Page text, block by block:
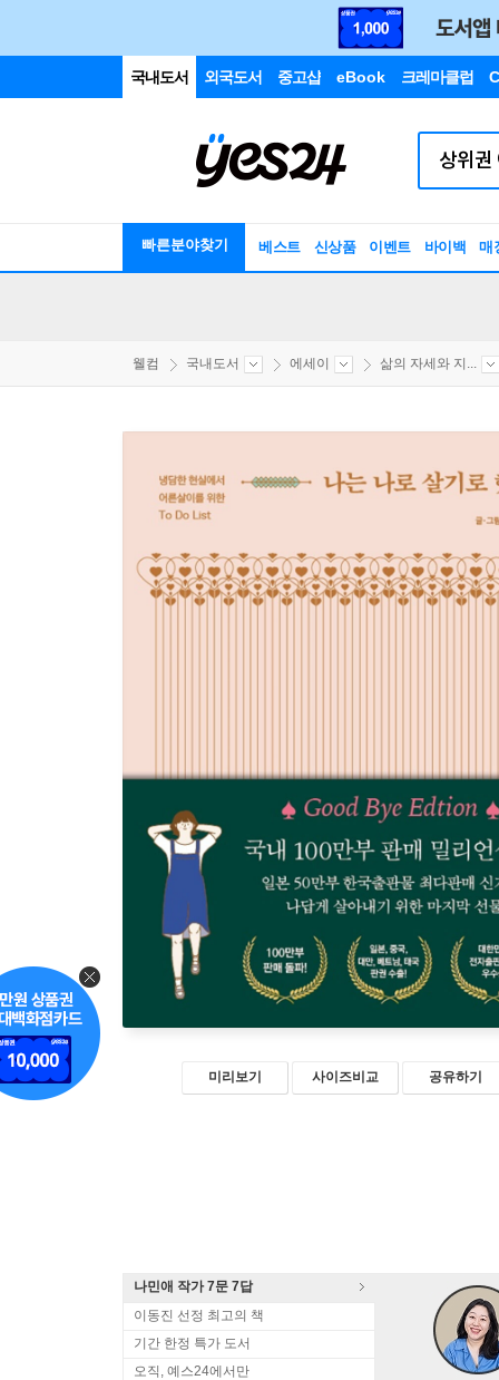
국내도서 외국도서 중고샵 eBook 크레마클럽
빠른분야찾기 베스트 신상품 이벤트 바이백 매
웰컴 국내도서 에세이 삶의 자세와 지...
미리보기 사이즈비교 공유하기
나민애 작가 7문 7답
이동진 선정 최고의 책
기간 한정 특가 도서
오직, 예스24에서만